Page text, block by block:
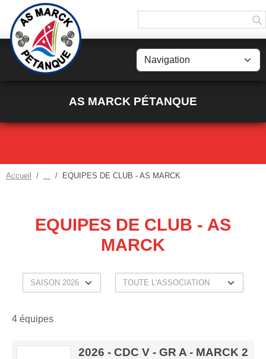
AS MARCK PÉTANQUE
Accueil EQUIPES DE CLUB - AS MARCK
EQUIPES DE CLUB - AS
MARCK
4 équipes
2026 - CDC V - GR A - MARCK 2
Panneau de gestion des cookies